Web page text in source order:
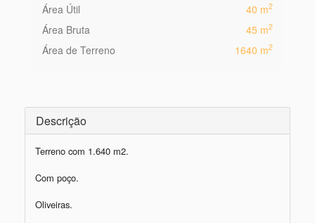
Área Útil
40 m2
Área Bruta 45 m2
Área de Terreno 1640 m2
Descrição
Terreno com 1.640 m2.
Com poço.
Oliveiras.